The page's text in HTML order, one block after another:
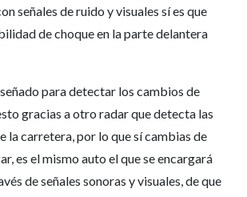
señales de ruido y visuales sí es que
de choque en la parte delantera
para detectar los cambios de
gracias a otro radar que detecta las
la carretera, por lo que sí cambias de
es el mismo auto el que se encargará
de señales sonoras y visuales, de que